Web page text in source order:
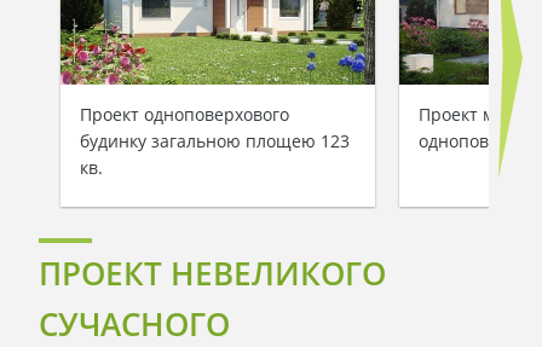
Проект одноповерхового
будинку загальною площею 123
кв.
Проект
ПРОЕКТ НЕВЕЛИКОГО
СУЧАСНОГО